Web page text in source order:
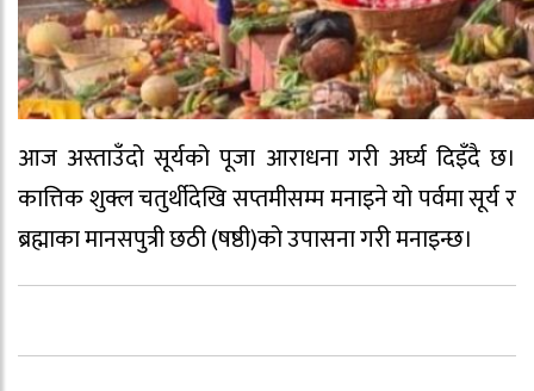
आज अस्ताउँदो सूर्यको पूजा आराधना गरी अर्घ्य दिइँदै छ।
कात्तिक शुक्ल चतुर्थीदेखि सप्तमीसम्म मनाइने यो पर्वमा सूर्य र
ब्रह्माका मानसपुत्री छठी (षष्ठी)को उपासना गरी मनाइन्छ।